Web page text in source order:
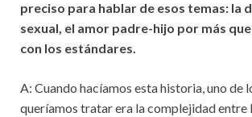
preciso para hablar de esos temas: la
sexual, el amor padre-hijo por más
con los estándares.
A: Cuando hacíamos esta historia, uno de
queríamos tratar era la complejidad entre